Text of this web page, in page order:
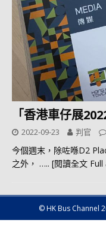
「香港車仔展
2022-09-23 判官
今個週末，除咗喺D2
之外， ….. [閱讀全文
© HK Bus Channel